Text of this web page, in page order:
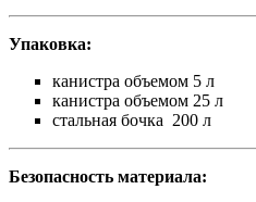
Упаковка:
канистра объемом 5 л
канистра объемом 25 л
стальная бочка 200 л
Безопасность материала: